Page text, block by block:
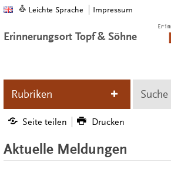
Leichte Sprache Impressum
Erinnerungsort Topf & Söhne
Rubriken Suche
Seite teilen Drucken
Aktuelle Meldungen